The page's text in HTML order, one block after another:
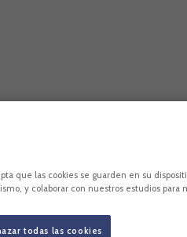
que las cookies se guarden en su
y colaborar con nuestros estudios para
todas las cookies